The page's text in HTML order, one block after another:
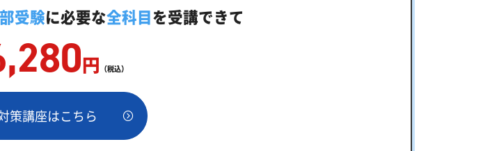
受験に必要な全科目を受講できて
円 （税込）
策講座はこちら